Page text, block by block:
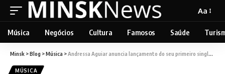
Aa
Música Negócios Cultura Famosos Saúde
Minsk >Blog >Música >Andressa Aguiar anuncia lançamento do seu primeiro single nas plataformas digitais – Além do Impossível
MÚSICA